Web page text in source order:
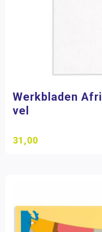
Werkbladen
vel
31,00